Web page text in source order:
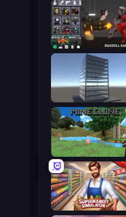
Craft 3D
Mine Clone